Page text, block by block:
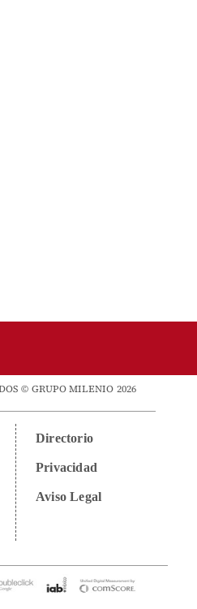
© GRUPO MILENIO 2026
Directorio
Privacidad
Aviso Legal